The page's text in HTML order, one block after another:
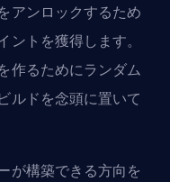
アンロックするため
トを獲得します。
作るためにランダム
ルドを念頭に置いて
が構築できる方向を